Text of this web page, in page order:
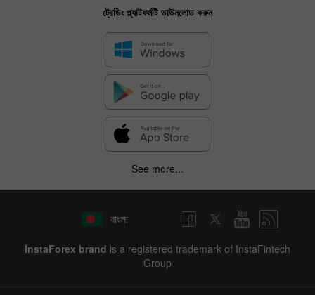
ট্রেডিং প্ল্যাটফর্মটি ডাউনলোড করুন
See more...
বাংলা
InstaForex brand is a registered trademark of InstaFintech
Group